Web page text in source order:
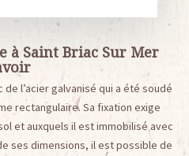
à Saint Briac Sur Mer
l’acier galvanisé qui a été soudé
rectangulaire. Sa fixation exige
et auxquels il est immobilisé avec
ses dimensions, il est possible de